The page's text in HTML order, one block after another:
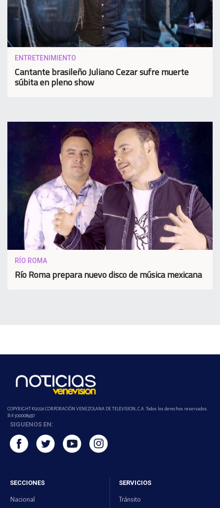
ENTRETENIMIENTO
Cantante brasileño Juliano Cezar sufre muerte
súbita en pleno show
RÍO ROMA
Río Roma prepara nuevo disco de música mexicana
COPYRIGHT ©2026 CORPORACIÓN VENEZOLANA DE TELEVISION, C.A. Todos los derechos reservados.
Rif-j000089337
SIGUENOS EN:
SECCIONES
Nacional
SERVICIOS
Tránsito